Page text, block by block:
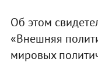
Об этом
«Внешняя
мировых